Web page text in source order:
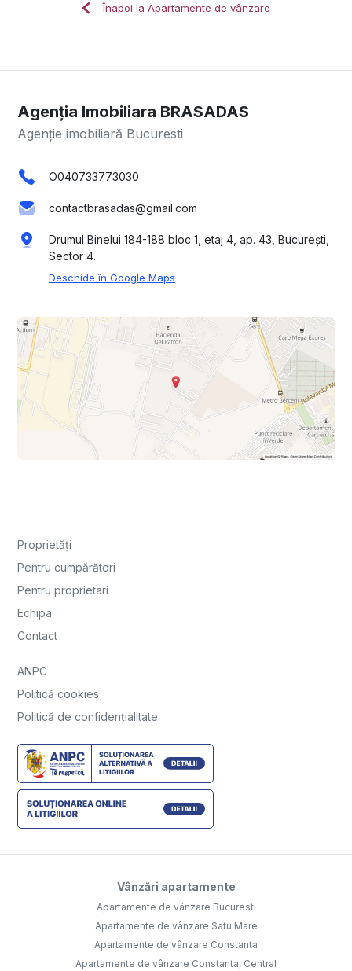
Înapoi la Apartamente de vânzare
Agenția Imobiliara BRASADAS
Agenție imobiliară Bucuresti
O040733773030
contactbrasadas@gmail.com
Drumul Binelui 184-188 bloc 1, etaj 4, ap. 43, București,
Sector 4.
Deschide în Google Maps
Proprietăți
Pentru cumpărători
Pentru proprietari
Echipa
Contact
ANPC
Politică cookies
Politică de confidențialitate
Vânzări apartamente
Apartamente de vânzare Bucuresti
Apartamente de vânzare Satu Mare
Apartamente de vânzare Constanta
Apartamente de vânzare Constanta, Central